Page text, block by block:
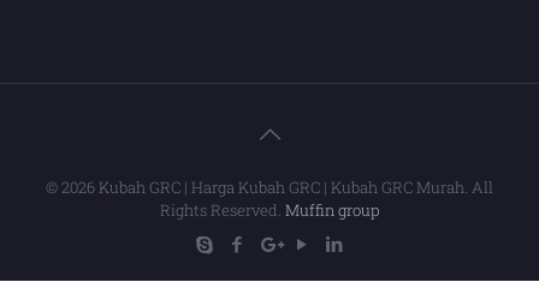
© 2026 Kubah GRC | Harga Kubah GRC | Kubah GRC Murah. All
Rights Reserved. Muffin group